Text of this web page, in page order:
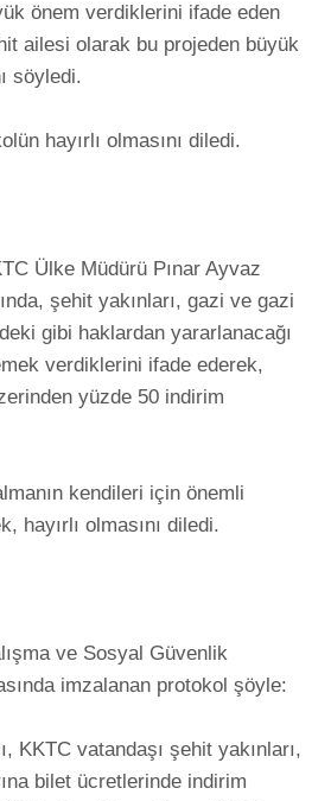
önem verdiklerini ifade eden
ailesi olarak bu projeden büyük
söyledi.
hayırlı olmasını diledi.
Ülke Müdürü Pınar Ayvaz
şehit yakınları, gazi ve gazi
gibi haklardan yararlanacağı
verdiklerini ifade ederek,
yüzde 50 indirim
kendileri için önemli
hayırlı olmasını diledi.
ve Sosyal Güvenlik
imzalanan protokol şöyle:
KKTC vatandaşı şehit yakınları,
bilet ücretlerinde indirim